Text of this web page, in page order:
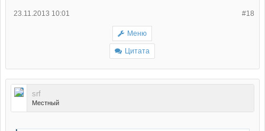
#18
23.11.2013 10:01
Меню
Цитата
srf
Местный